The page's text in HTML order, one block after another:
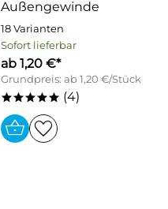
Außengewinde
18 Varianten
Sofort lieferbar
ab 1,20 €*
Grundpreis: ab 1,20 €/Stück
***** (4)